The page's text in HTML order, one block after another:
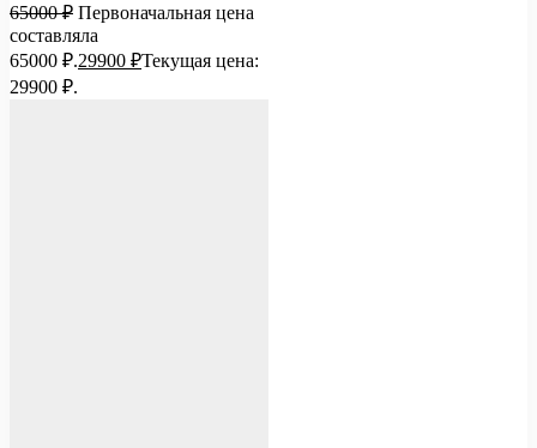
65000₽ Первоначальная цена
составляла
65000 ₽.29900 ₽Текущая цена:
29900 ₽.